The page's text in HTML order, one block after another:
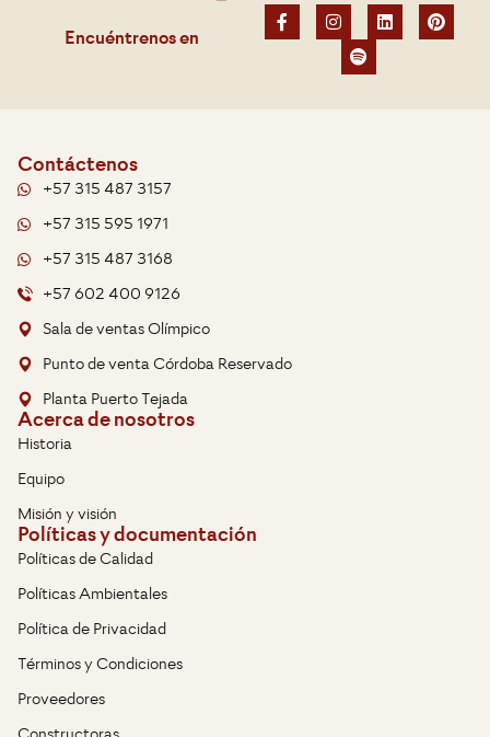
Encuéntrenos en
Contáctenos
+57 315 487 3157
+57 315 595 1971
+57 315 487 3168
+57 602 400 9126
Sala de ventas Olímpico
Punto de venta Córdoba Reservado
Planta Puerto Tejada
Acerca de nosotros
Historia
Equipo
Misión y visión
Políticas y documentación
Políticas de Calidad
Políticas Ambientales
Política de Privacidad
Términos y Condiciones
Proveedores